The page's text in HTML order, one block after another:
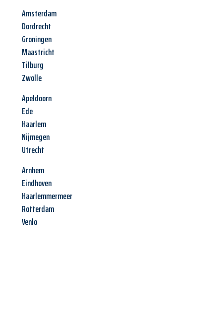
Amsterdam
Dordrecht
Groningen
Maastricht
Tilburg
Zwolle
Apeldoorn
Ede
Haarlem
Nijmegen
Utrecht
Arnhem
Eindhoven
Haarlemmermeer
Rotterdam
Venlo